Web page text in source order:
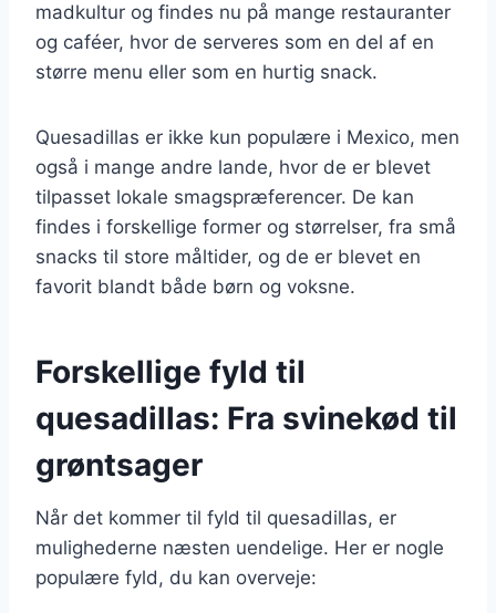
madkultur og findes nu på mange restauranter
og caféer, hvor de serveres som en del af en
større menu eller som en hurtig snack.
Quesadillas er ikke kun populære i Mexico, men
også i mange andre lande, hvor de er blevet
tilpasset lokale smagspræferencer. De kan
findes i forskellige former og størrelser, fra små
snacks til store måltider, og de er blevet en
favorit blandt både børn og voksne.
Forskellige fyld til
quesadillas: Fra svinekød til
grøntsager
Når det kommer til fyld til quesadillas, er
mulighederne næsten uendelige. Her er nogle
populære fyld, du kan overveje: